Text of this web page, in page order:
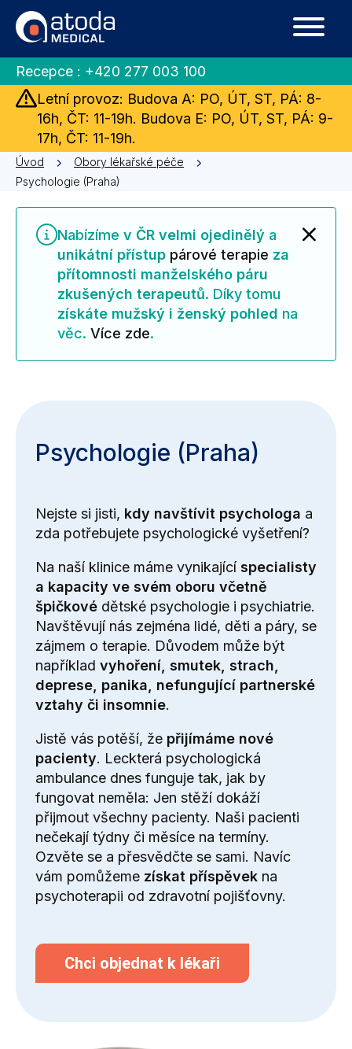
Recepce : +420 277 003 100
Letní provoz: Budova A: PO, ÚT, ST, PÁ: 8-
16h, ČT: 11-19h. Budova E: PO, ÚT, ST, PÁ: 9-
17h, ČT: 11-19h.
Úvod
Obory lékařské péče
Psychologie (Praha)
Nabízíme v ČR velmi ojedinělý a
unikátní přístup párové terapie za
přítomnosti manželského páru
zkušených terapeutů. Díky tomu
získáte mužský i ženský pohled na
věc. Více zde.
Psychologie (Praha)
Nejste si jisti, kdy navštívit psychologa a
zda potřebujete psychologické vyšetření?
Na naší klinice máme vynikající specialisty
a kapacity ve svém oboru včetně
špičkové dětské psychologie i psychiatrie.
Navštěvují nás zejména lidé, děti a páry, se
zájmem o terapie. Důvodem může být
například vyhoření, smutek, strach,
deprese, panika, nefungující partnerské
vztahy či insomnie.
Jistě vás potěší, že přijímáme nové
pacienty. Leckterá psychologická
ambulance dnes funguje tak, jak by
fungovat neměla: Jen stěží dokáží
přijmout všechny pacienty. Naši pacienti
nečekají týdny či měsíce na termíny.
Ozvěte se a přesvědčte se sami. Navíc
vám pomůžeme získat příspěvek na
psychoterapii od zdravotní pojišťovny.
Chci objednat k lékaři